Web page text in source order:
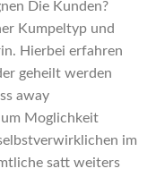
Die Kunden?
Kumpeltyp und
Hierbei erfahren
geheilt werden
away
Moglichkeit
im
satt weiters